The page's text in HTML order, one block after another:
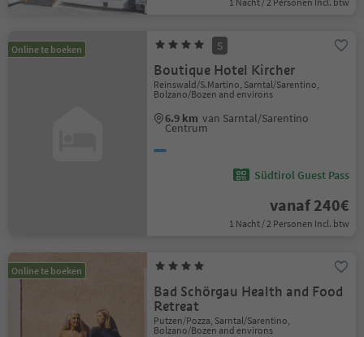
Online te boeken S
Boutique Hotel Kircher
Reinswald/S.Martino, Sarntal/Sarentino,
Bolzano/Bozen and environs
6.9 km van Sarntal/Sarentino
Centrum
Südtirol Guest Pass
vanaf 240€
1 Nacht / 2 Personen Incl. btw
Online te boeken
Bad Schörgau Health and Food
Retreat
Putzen/Pozza, Sarntal/Sarentino,
Bolzano/Bozen and environs